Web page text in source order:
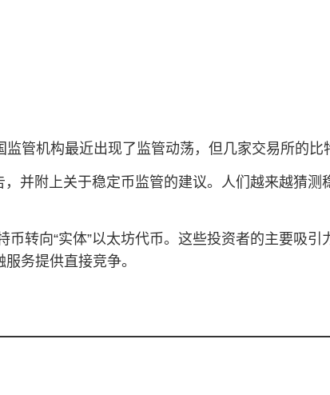
管机构最近出现了监管动荡，但几家交易所的比
并附上关于稳定币监管的建议。人们越来越猜测
转向“实体”以太坊代币。这些投资者的主要吸
务提供直接竞争。